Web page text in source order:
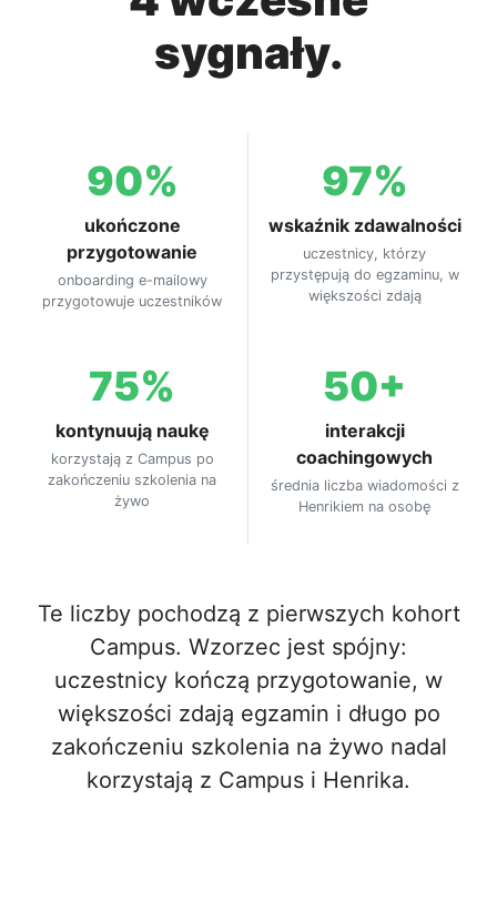
sygnały.
90%
ukończone
przygotowanie
onboarding e-mailowy
przygotowuje uczestników
97%
wskaźnik zdawalności
uczestnicy, którzy
przystępują do egzaminu, w
większości zdają
75%
kontynuują naukę
korzystają z Campus po
zakończeniu szkolenia na
żywo
50+
interakcji
coachingowych
średnia liczba wiadomości z
Henrikiem na osobę
Te liczby pochodzą z pierwszych kohort
Campus. Wzorzec jest spójny:
uczestnicy kończą przygotowanie, w
większości zdają egzamin i długo po
zakończeniu szkolenia na żywo nadal
korzystają z Campus i Henrika.